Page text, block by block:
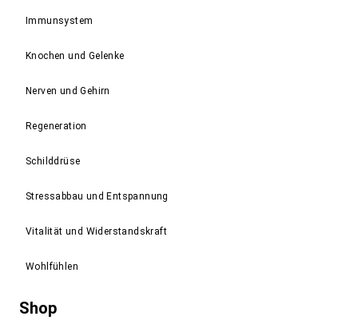
Immunsystem
Knochen und Gelenke
Nerven und Gehirn
Regeneration
Schilddrüse
Stressabbau und Entspannung
Vitalität und Widerstandskraft
Wohlfühlen
Shop